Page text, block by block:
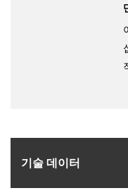
기술 데이터